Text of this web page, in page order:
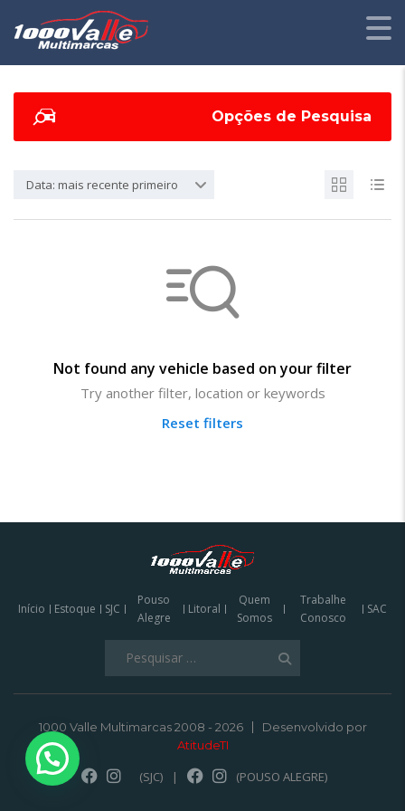
Opções de Pesquisa
Data: mais recente primeiro
Not found any vehicle based on your filter
Try another filter, location or keywords
Reset filters
Início Estoque SJC
Pouso
Alegre
Litoral
Quem
Somos
Trabalhe
Conosco
SAC
1000 Valle Multimarcas 2008 - 2026
Desenvolvido por
AtitudeTI
(SJC) | (POUSO ALEGRE)